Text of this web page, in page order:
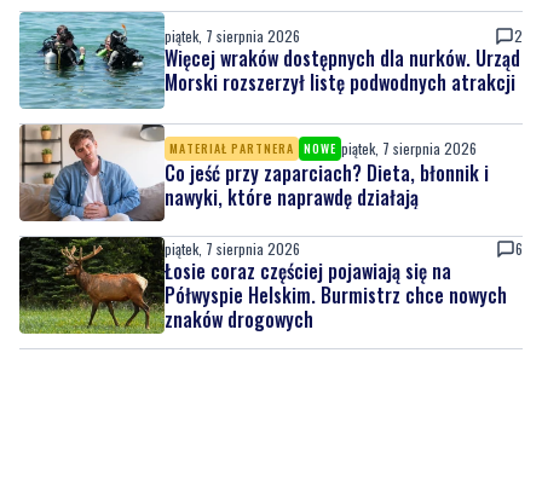
piątek, 7 sierpnia 2026 2
Więcej wraków dostępnych dla nurków. Urząd
Morski rozszerzył listę podwodnych atrakcji
MATERIAŁ PARTNERA NOWE piątek, 7 sierpnia 2026
Co jeść przy zaparciach? Dieta, błonnik i
nawyki, które naprawdę działają
piątek, 7 sierpnia 2026 6
Łosie coraz częściej pojawiają się na
Półwyspie Helskim. Burmistrz chce nowych
znaków drogowych